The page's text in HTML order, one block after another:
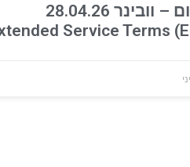
סיכום – וובינר 28.04.26
Service Terms